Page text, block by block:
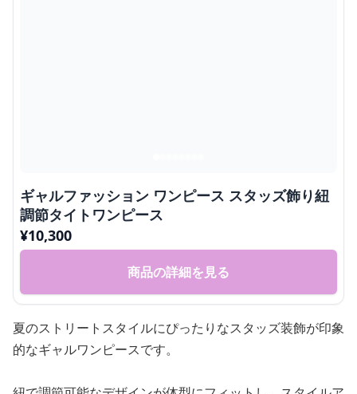
ギャルファッション ワンピース スタッズ飾り紐
調節タイトワンピース
¥10,300
商品の詳細を見る
夏のストリートスタイルにぴったりなスタッズ装飾が印象
的なギャルワンピースです。